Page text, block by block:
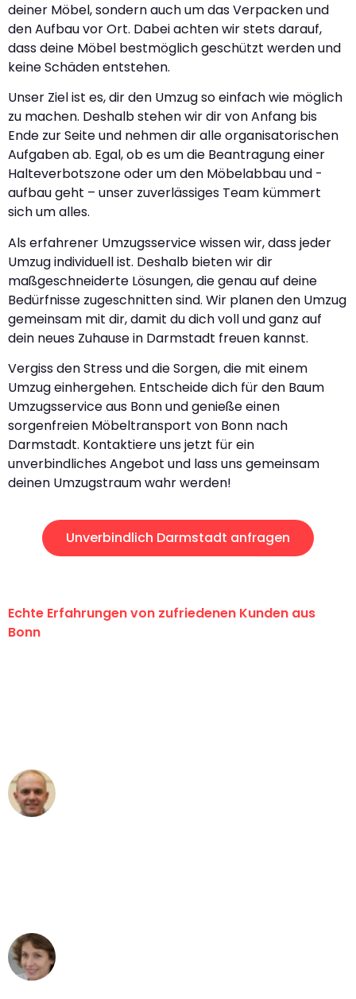
deiner Möbel, sondern auch um das Verpacken und
den Aufbau vor Ort. Dabei achten wir stets darauf,
dass deine Möbel bestmöglich geschützt werden und
keine Schäden entstehen.
Unser Ziel ist es, dir den Umzug so einfach wie möglich
zu machen. Deshalb stehen wir dir von Anfang bis
Ende zur Seite und nehmen dir alle organisatorischen
Aufgaben ab. Egal, ob es um die Beantragung einer
Halteverbotszone oder um den Möbelabbau und -
aufbau geht – unser zuverlässiges Team kümmert
sich um alles.
Als erfahrener Umzugsservice wissen wir, dass jeder
Umzug individuell ist. Deshalb bieten wir dir
maßgeschneiderte Lösungen, die genau auf deine
Bedürfnisse zugeschnitten sind. Wir planen den Umzug
gemeinsam mit dir, damit du dich voll und ganz auf
dein neues Zuhause in Darmstadt freuen kannst.
Vergiss den Stress und die Sorgen, die mit einem
Umzug einhergehen. Entscheide dich für den Baum
Umzugsservice aus Bonn und genieße einen
sorgenfreien Möbeltransport von Bonn nach
Darmstadt. Kontaktiere uns jetzt für ein
unverbindliches Angebot und lass uns gemeinsam
deinen Umzugstraum wahr werden!
Unverbindlich Darmstadt anfragen
Echte Erfahrungen von zufriedenen Kunden aus
Bonn